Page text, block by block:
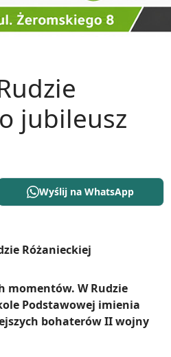
jubileusz
Wyślij na WhatsApp
momentów. W Rudzie
Podstawowej imienia
bohaterów II wojny